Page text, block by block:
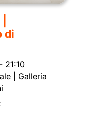
di
- 21:10
| Galleria